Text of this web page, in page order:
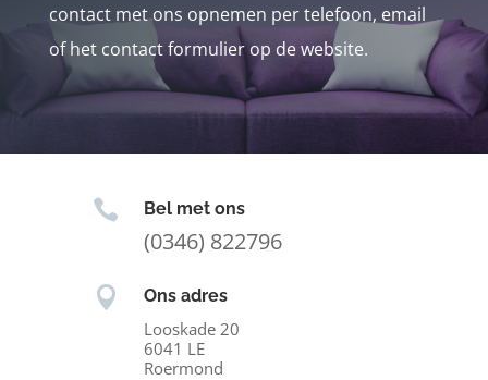
contact met ons opnemen per telefoon, email
of het contact formulier op de website.
 Bel met ons
(0346) 822796
 Ons adres
Looskade 20
6041 LE
Roermond